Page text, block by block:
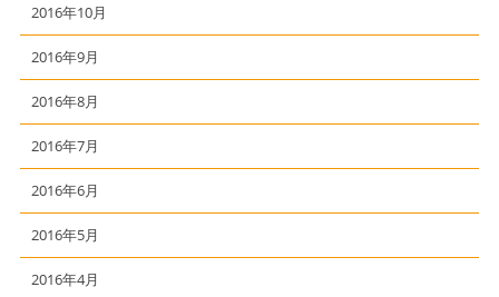
2016年10月
2016年9月
2016年8月
2016年7月
2016年6月
2016年5月
2016年4月